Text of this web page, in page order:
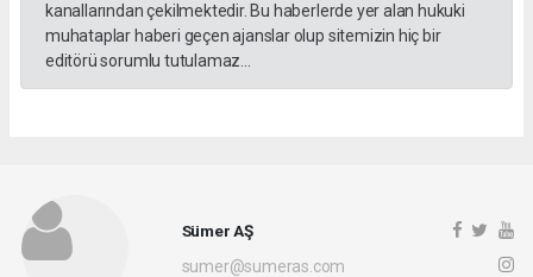
kanallarından çekilmektedir. Bu haberlerde yer alan hukuki
muhataplar haberi geçen ajanslar olup sitemizin hiç bir
editörü sorumlu tutulamaz...
Sümer AŞ
sumer@sumeras.com